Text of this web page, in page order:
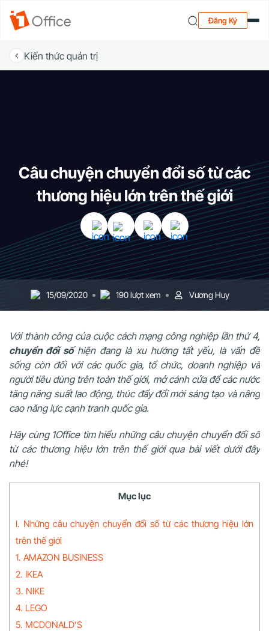
Đăng Ký
Kiến thức quản trị
Câu chuyện chuyển đổi số từ các
thương hiệu lớn trên thế giới
15/09/2020 190 lượt xem Vương Huy
Với thành công của cuộc cách mạng công nghiệp lần thứ 4,
chuyển đổi sốhiện đang là xu hướng tất yếu, là vấn đề
sống còn đối với các quốc gia, tổ chức, doanh nghiệp và
người tiêu dùng trên toàn thế giới, mở cánh cửa để các nước
tăng năng suất lao động, thúc đẩy đổi mới sáng tạo và nâng
cao năng lực cạnh tranh quốc gia.
Hãy cùng 1Office tìm hiểu những câu chuyện chuyển đổi số
từ các thương hiệu lớn trên thế giới qua bài viết dưới đây
nhé!
Mục lục
I. Những câu chuyện chuyển đổi số từ các thương hiệu lớn
trên thế giới
1. AMAZON BUSINESS
2. IKEA
3. NIKE
4. LEGO
5. MCDONALD’S